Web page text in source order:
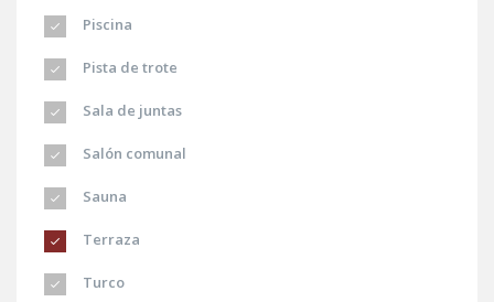
Piscina
Pista de trote
Sala de juntas
Salón comunal
Sauna
Terraza
Turco